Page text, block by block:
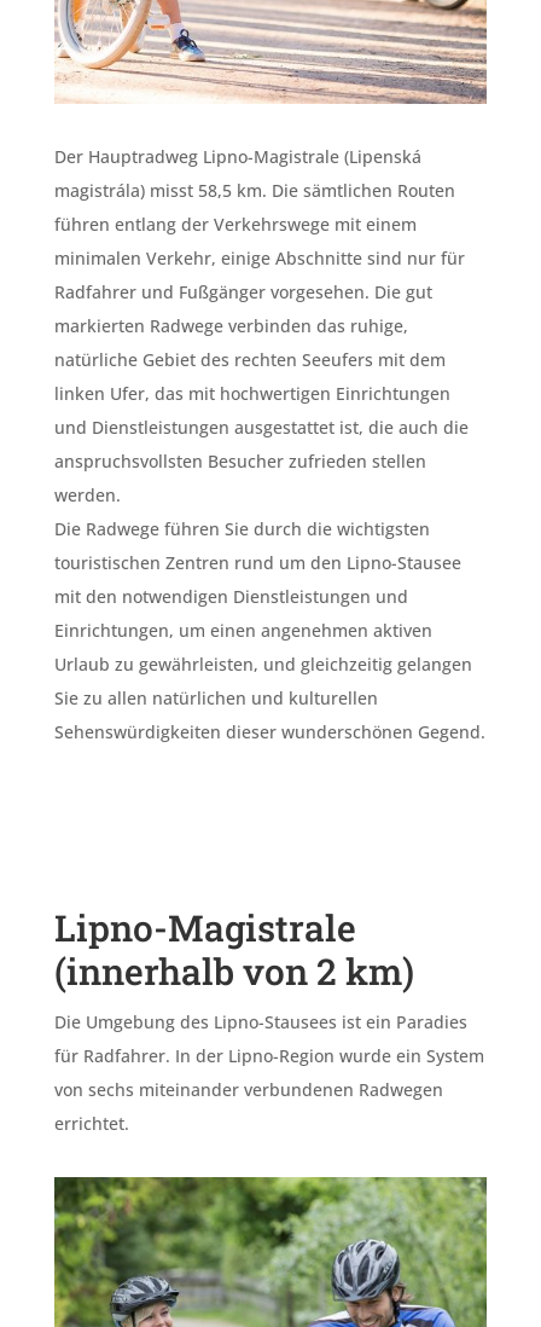
Der Hauptradweg Lipno-Magistrale (Lipenská
magistrála) misst 58,5 km. Die sämtlichen Routen
führen entlang der Verkehrswege mit einem
minimalen Verkehr, einige Abschnitte sind nur für
Radfahrer und Fußgänger vorgesehen. Die gut
markierten Radwege verbinden das ruhige,
natürliche Gebiet des rechten Seeufers mit dem
linken Ufer, das mit hochwertigen Einrichtungen
und Dienstleistungen ausgestattet ist, die auch die
anspruchsvollsten Besucher zufrieden stellen
werden.
Die Radwege führen Sie durch die wichtigsten
touristischen Zentren rund um den Lipno-Stausee
mit den notwendigen Dienstleistungen und
Einrichtungen, um einen angenehmen aktiven
Urlaub zu gewährleisten, und gleichzeitig gelangen
Sie zu allen natürlichen und kulturellen
Sehenswürdigkeiten dieser wunderschönen Gegend.
Lipno-Magistrale
(innerhalb von 2 km)
Die Umgebung des Lipno-Stausees ist ein Paradies
für Radfahrer. In der Lipno-Region wurde ein System
von sechs miteinander verbundenen Radwegen
errichtet.